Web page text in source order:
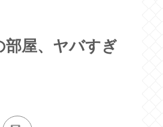
屋、ヤバすぎ